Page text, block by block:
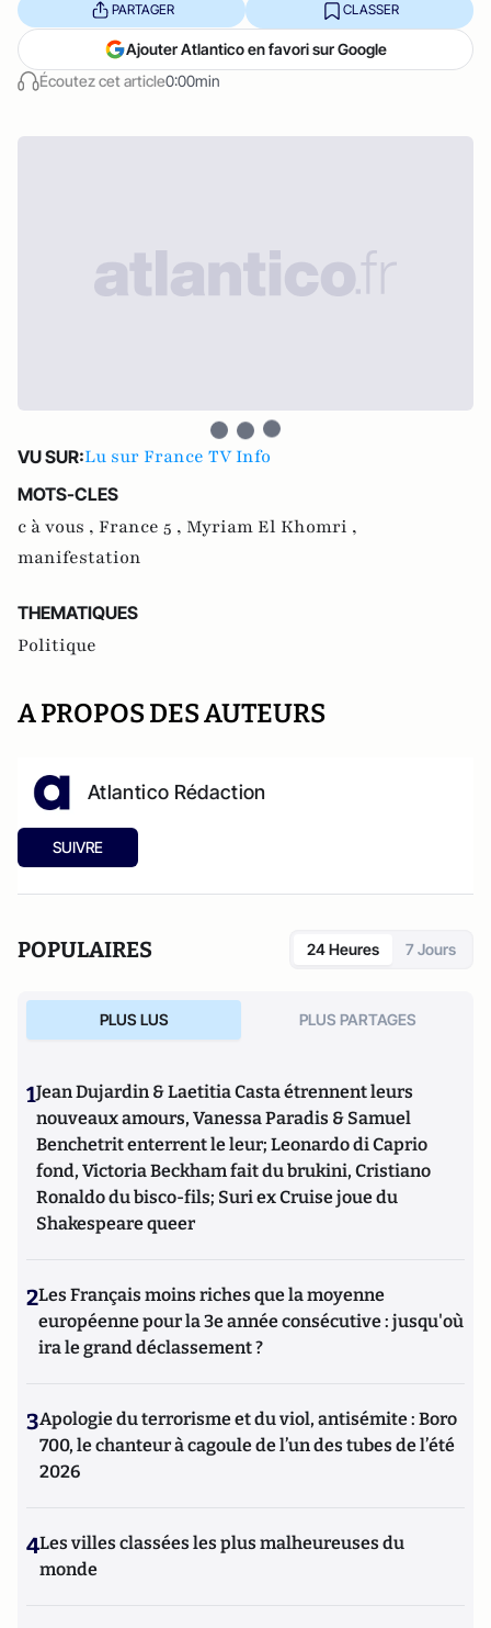
Écoutez cet article0:00min
PARTAGER CLASSER
Ajouter Atlantico en favori sur Google
VU SUR:Lu sur France TV Info
MOTS-CLES
c à vous , France 5 , Myriam El Khomri ,
manifestation
THEMATIQUES
Politique
A PROPOS DES AUTEURS
Atlantico Rédaction
SUIVRE
POPULAIRES 24 Heures 7 Jours
PLUS LUS PLUS PARTAGES
1Jean Dujardin & Laetitia Casta étrennent leurs
nouveaux amours, Vanessa Paradis & Samuel
Benchetrit enterrent le leur; Leonardo di Caprio
fond, Victoria Beckham fait du brukini, Cristiano
Ronaldo du bisco-fils; Suri ex Cruise joue du
Shakespeare queer
2Les Français moins riches que la moyenne
européenne pour la 3e année consécutive : jusqu'où
ira le grand déclassement ?
3Apologie du terrorisme et du viol, antisémite : Boro
700, le chanteur à cagoule de l’un des tubes de l’été
2026
4Les villes classées les plus malheureuses du
monde